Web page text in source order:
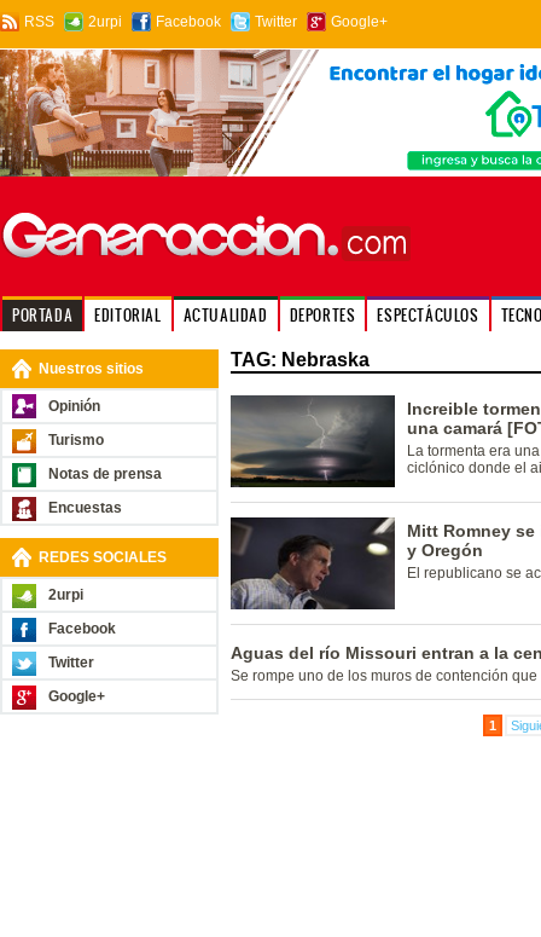
RSS 2urpi Facebook Twitter Google+
PORTADA EDITORIAL ACTUALIDAD DEPORTES ESPECTÁCULOS
Nuestros sitios
Opinión
Turismo
Notas de prensa
Encuestas
REDES SOCIALES
2urpi
Facebook
Twitter
Google+
TAG: Nebraska
Increible
una camará
La tormenta era
ciclónico donde el
Mitt Romney
y Oregón
El republicano se
Aguas del río Missouri entran a la
Se rompe uno de los muros de contención
1